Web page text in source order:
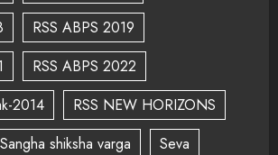
RSS ABPS 2019
RSS ABPS 2022
2014
RSS NEW HORIZONS
Sangha shiksha varga
Seva